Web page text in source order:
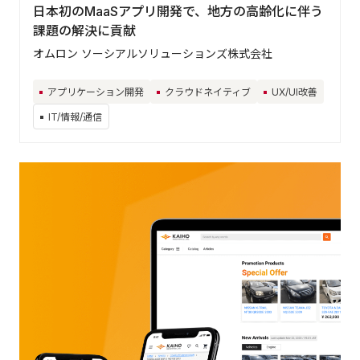
日本初のMaaSアプリ開発で、地方の高齢化に伴う
課題の解決に貢献
オムロン ソーシアルソリューションズ株式会社
アプリケーション開発 クラウドネイティブ UX/UI改善
IT/情報/通信